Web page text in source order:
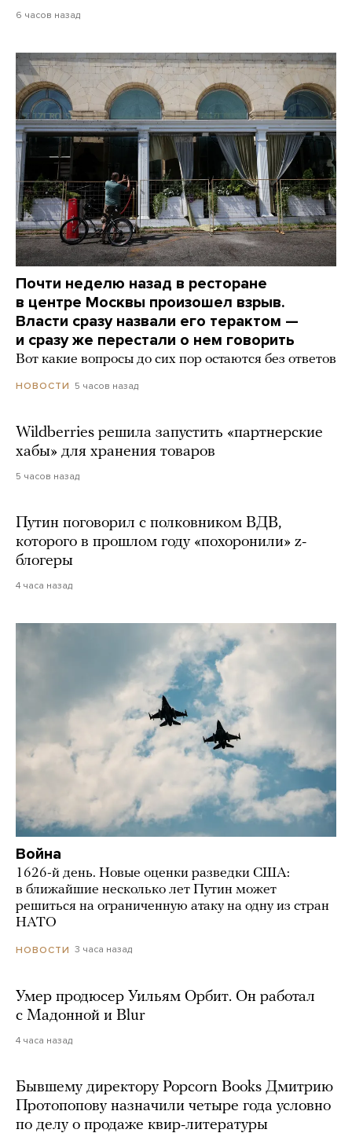
6 часов назад
Почти неделю назад в ресторане
в центре Москвы произошел взрыв.
Власти сразу назвали его терактом —
и сразу же перестали о нем говорить
Вот какие вопросы до сих пор остаются без ответов
НОВОСТИ 5 часов назад
Wildberries решила запустить «партнерские
хабы» для хранения товаров
5 часов назад
Путин поговорил с полковником ВДВ,
которого в прошлом году «похоронили» z-
блогеры
4 часа назад
Война
1626-й день. Новые оценки разведки США:
в ближайшие несколько лет Путин может
решиться на ограниченную атаку на одну из стран
НАТО
НОВОСТИ 3 часа назад
Умер продюсер Уильям Орбит. Он работал
с Мадонной и Blur
4 часа назад
Бывшему директору Popcorn Books Дмитрию
Протопопову назначили четыре года условно
по делу о продаже квир-литературы